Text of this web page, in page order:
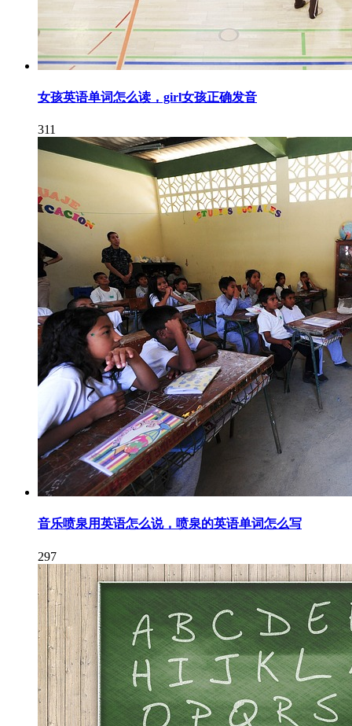
女孩英语单词怎么读，girl女孩正确发音
311
音乐喷泉用英语怎么说，喷泉的英语单词怎么写
297